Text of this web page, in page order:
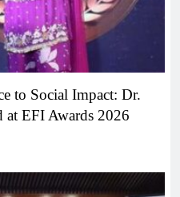
to Social Impact: Dr.
at EFI Awards 2026